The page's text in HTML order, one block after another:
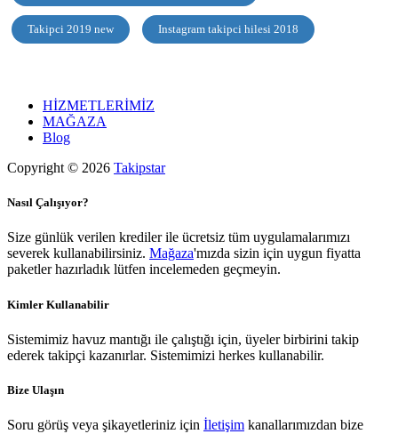
Takipci 2019 new Instagram takipci hilesi 2018
HİZMETLERİMİZ
MAĞAZA
Blog
Copyright © 2026 Takipstar
Nasıl Çalışıyor?
Size günlük verilen krediler ile ücretsiz tüm uygulamalarımızı
severek kullanabilirsiniz. Mağaza'mızda sizin için uygun fiyatta
paketler hazırladık lütfen incelemeden geçmeyin.
Kimler Kullanabilir
Sistemimiz havuz mantığı ile çalıştığı için, üyeler birbirini takip
ederek takipçi kazanırlar. Sistemimizi herkes kullanabilir.
Bize Ulaşın
Soru görüş veya şikayetleriniz için İletişim kanallarımızdan bize